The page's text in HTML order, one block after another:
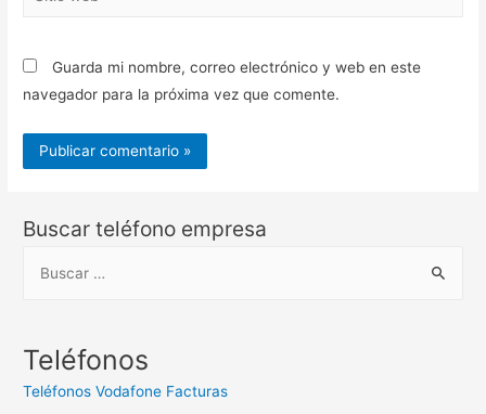
Guarda mi nombre, correo electrónico y web en este
navegador para la próxima vez que comente.
Buscar teléfono empresa
c
Teléfonos
Teléfonos Vodafone Facturas